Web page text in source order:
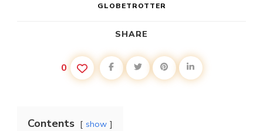
GLOBETROTTER
SHARE
0
Contents show